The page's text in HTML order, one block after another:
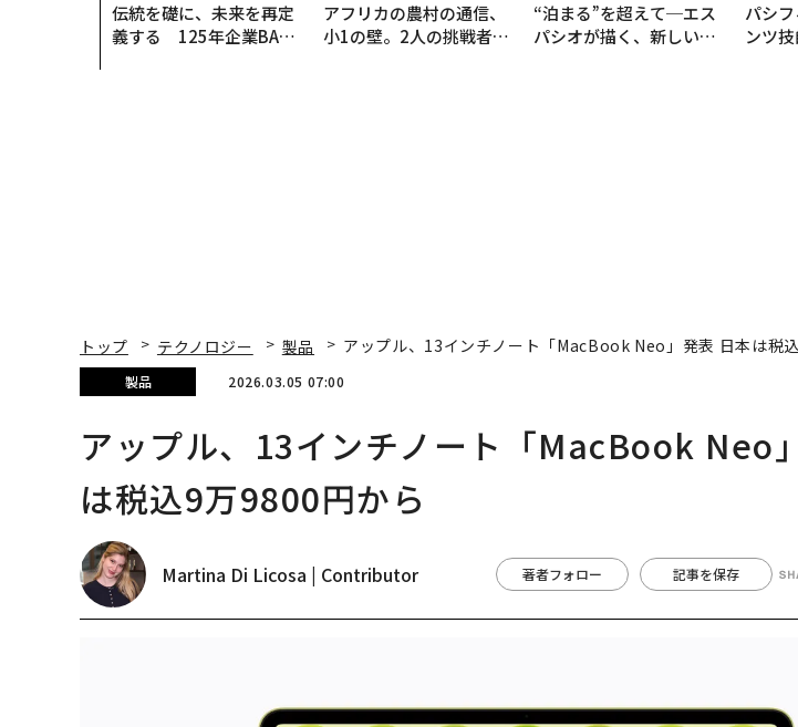
伝統を礎に、未来を再定
義する 125年企業BAT
アフリカの農村の通信、
小1の壁。2人の挑戦者が
“泊まる”を超えて─エス
パシオが描く、新しい日
パシ
ンツ
トップ テクノロジー 製品 アップル、13インチノート「MacBook Neo」発表 日本は税
製品 2026.03.05 07:00
アップル、13インチノート「MacBook Neo
は税込9万9800円から
Martina Di Licosa | Contributor 著者フォロー 記事を保存